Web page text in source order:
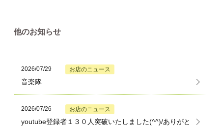
他のお知らせ
2026/07/29 お店のニュース
音楽隊
2026/07/26 お店のニュース
youtube登録者１３０人突破いたしました(^^)/ありがと